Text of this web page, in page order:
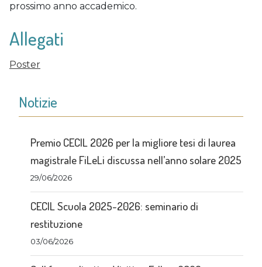
prossimo anno accademico.
Allegati
Poster
Notizie
Premio CECIL 2026 per la migliore tesi di laurea
magistrale FiLeLi discussa nell’anno solare 2025
29/06/2026
CECIL Scuola 2025-2026: seminario di
restituzione
03/06/2026